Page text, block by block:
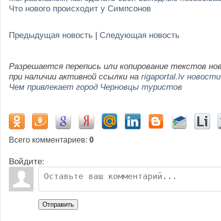
Что нового происходит у Симпсонов
Предыдущая новость | Следующая новость
Разрешается перепись или копирование текстов
при наличии активной ссылки на rigaportal.lv новости
Чем привлекает город Черновцы туристов
Всего комментариев: 0
Войдите:
Отправить